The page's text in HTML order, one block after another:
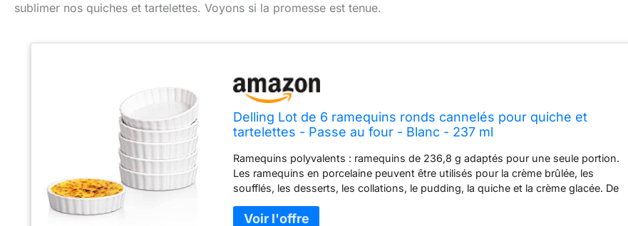
sublimer nos quiches et tartelettes. Voyons si la promesse est tenue.
Delling Lot de 6 ramequins ronds cannelés pour quiche et
tartelettes - Passe au four - Blanc - 237 ml
Ramequins polyvalents : ramequins de 236,8 g adaptés pour une seule portion.
Les ramequins en porcelaine peuvent être utilisés pour la crème brûlée, les
soufflés, les desserts, les collations, le pudding, la quiche et la crème glacée. De
contenir des épices et des ingrédients de recette pendant que vous cuisinez. Taille